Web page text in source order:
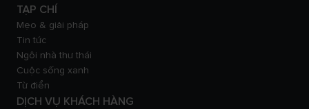
TẠP CHÍ
Mẹo & giải pháp
Tin tức
Ngôi nhà thư thái
Cuộc sống xanh
Từ điển
DỊCH VỤ KHÁCH HÀNG